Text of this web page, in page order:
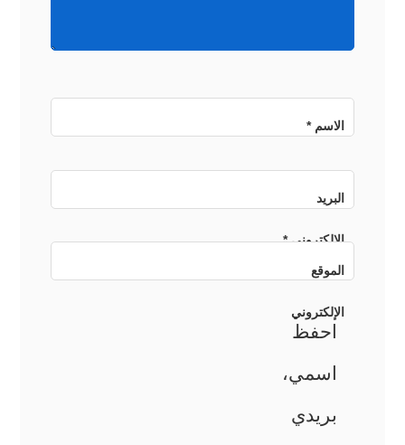
الاسم*
البريد
الإلكتروني*
الموقع
الإلكتروني
احفظ
اسمي،
بريدي